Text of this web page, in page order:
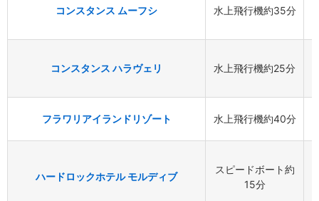
コンスタンス ムーフシ 水上飛行機約35分
コンスタンス ハラヴェリ 水上飛行機約25分
フラワリアイランドリゾート 水上飛行機約40分
ハードロックホテル モルディブ
スピードボート約
15分